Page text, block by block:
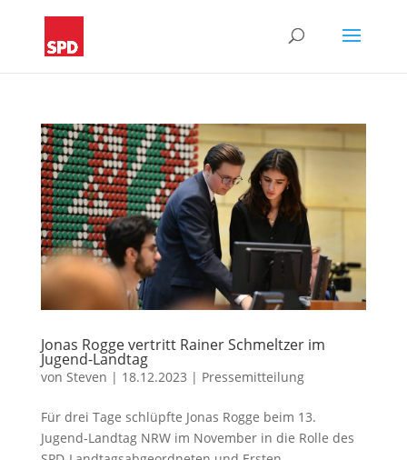
Jonas Rogge vertritt Rainer Schmeltzer im
Jugend-Landtag
von Steven | 18.12.2023 | Pressemitteilung
Für drei Tage schlüpfte Jonas Rogge beim 13.
Jugend-Landtag NRW im November in die Rolle des